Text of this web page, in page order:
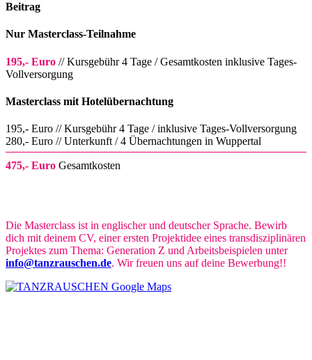
Beitrag
Nur Masterclass-Teilnahme
195,- Euro // Kursgebühr 4 Tage / Gesamtkosten inklusive Tages-
Vollversorgung
Masterclass mit Hotelübernachtung
195,- Euro // Kursgebühr 4 Tage / inklusive Tages-Vollversorgung
280,- Euro // Unterkunft / 4 Übernachtungen in Wuppertal
475,- Euro Gesamtkosten
Die Masterclass ist in englischer und deutscher Sprache. Bewirb
dich mit deinem CV, einer ersten Projektidee eines transdisziplinären
Projektes zum Thema: Generation Z und Arbeitsbeispielen unter
info@tanzrauschen.de. Wir freuen uns auf deine Bewerbung!!